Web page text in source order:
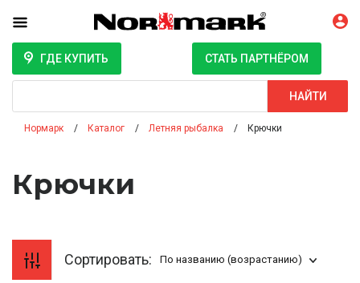
ГДЕ КУПИТЬ СТАТЬ ПАРТНЁРОМ
НАЙТИ
Нормарк Каталог Летняя рыбалка Крючки
Крючки
Сортировать: По названию (возрастанию)